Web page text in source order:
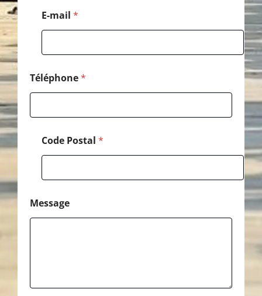
E-mail *
Téléphone*
Code Postal *
o
n
e
*
E
-
m
i
l
Message